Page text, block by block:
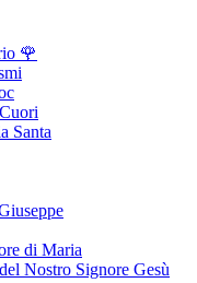
🌹
Santa
di Maria
Nostro Signore Gesù